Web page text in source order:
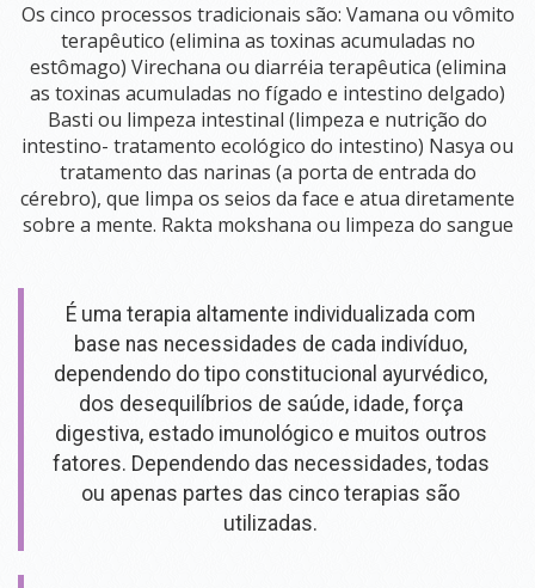
AROMATERAPIA
ASTROLOGIA VÉDICA
PROGRAMA DETOX PIRACICABA - PURIFICAÇÃO AYURVEDICA
REDE DE APOIO PRÉ E PÓS PARTO
YOGA PERSONAL
HORÁRIOS
PLANOS DE YOGA (PRESENCIAL E ONLINE)
AYURVEDA
Os cinco processos tradicionais são: Vamana ou vômito
terapêutico (elimina as toxinas acumuladas no
estômago) Virechana ou diarréia terapêutica (elimina
as toxinas acumuladas no fígado e intestino delgado)
Basti ou limpeza intestinal (limpeza e nutrição do
intestino- tratamento ecológico do intestino) Nasya ou
tratamento das narinas (a porta de entrada do
cérebro), que limpa os seios da face e atua diretamente
sobre a mente. Rakta mokshana ou limpeza do sangue
É uma terapia altamente individualizada com
base nas necessidades de cada indivíduo,
dependendo do tipo constitucional ayurvédico,
dos desequilíbrios de saúde, idade, força
digestiva, estado imunológico e muitos outros
fatores. Dependendo das necessidades, todas
ou apenas partes das cinco terapias são
utilizadas.